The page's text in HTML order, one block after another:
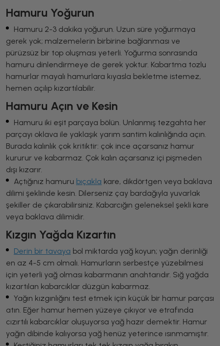
Hamuru Yoğurun
Hamuru 2-3 dakika yoğurun. Uzun süre yoğurmaya
gerek yok; malzemelerin birbirine bağlanması ve
pürüzsüz bir top oluşması yeterli. Yoğurma sonrasında
hamuru dinlendirmeye de gerek yoktur. Kabartma tozlu
hamurlar mayalı hamurlara kıyasla bekletme istemez,
hemen açılıp kızartılabilir.
Hamuru Açın ve Kesin
Hamuru iki eşit parçaya bölün. Unlanmış tezgahta her
parçayı oklava ile yaklaşık yarım santim kalınlığında açın.
Burada kalınlık çok kritiktir: çok ince açarsanız hamur
kururur ve kabarmaz. Çok kalın açarsanız içi pişmeden
dışı kızarır.
Açtığınız hamuru bıçakla kare, dikdörtgen veya baklava
dilimi şeklinde kesin. Dilerseniz çay bardağıyla yuvarlak
şekiller de çıkarabilirsiniz. Kabarcığın geleneksel şekli kare
veya baklava dilimidir.
Kızgın Yağda Kızartın
Derin bir tavaya bol miktarda yağ koyun; yağın derinliği
en az 4-5 cm olmalı. Hamurların serbestçe yüzebilmesi
için yeterli yağ olması kabarmanın anahtarıdır. Sığ yağda
kızartılan kabarcıklar düzgün kabarmaz.
Yağın kızgınlığını test etmek için küçük bir hamur parçası
atın. Eğer hamur hemen yüzeye çıkıyor ve etrafında
cızırtılı kabarcıklar oluşuyorsa yağ hazır demektir. Hamur
yağın dibinde kalıyorsa yağ henüz yeterince ısınmamıştır.